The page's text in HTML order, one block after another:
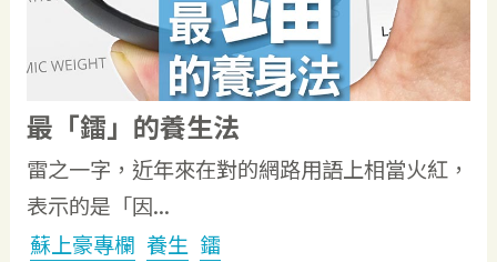
最「鐳」的養生法
雷之一字，近年來在對的網路用語上相當火紅，
表示的是「因...
蘇上豪專欄 養生 鐳